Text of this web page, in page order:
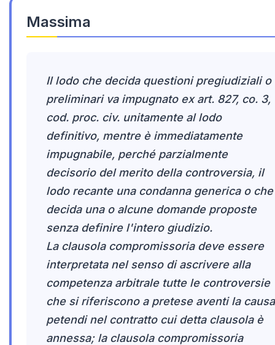
Massima
Il lodo che decida questioni pregiudiziali o
preliminari va impugnato ex art. 827, co. 3,
cod. proc. civ. unitamente al lodo
definitivo, mentre è immediatamente
impugnabile, perché parzialmente
decisorio del merito della controversia, il
lodo recante una condanna generica o che
decida una o alcune domande proposte
senza definire l'intero giudizio.
La clausola compromissoria deve essere
interpretata nel senso di ascrivere alla
competenza arbitrale tutte le controversie
che si riferiscono a pretese aventi la causa
petendi nel contratto cui detta clausola è
annessa; la clausola compromissoria